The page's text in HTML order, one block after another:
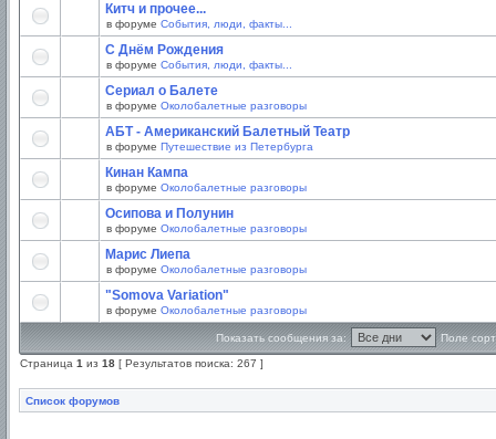
Китч и прочее...
в форуме События, люди, факты...
С Днём Рождения
в форуме События, люди, факты...
Сериал о Балете
в форуме Околобалетные разговоры
АБТ - Американский Балетный Театр
в форуме Путешествие из Петербурга
Кинан Кампа
в форуме Околобалетные разговоры
Осипова и Полунин
в форуме Околобалетные разговоры
Марис Лиепа
в форуме Околобалетные разговоры
"Somova Variation"
в форуме Околобалетные разговоры
Показать сообщения за: Поле
Страница 1 из 18 [ Результатов поиска: 267 ]
Список форумов